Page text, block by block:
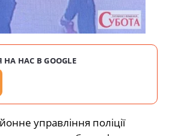
НАС В GOOGLE
управління поліції